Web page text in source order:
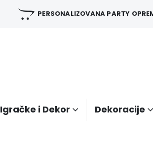
PERSONALIZOVANA PARTY
Igračke i Dekor Dekoracije